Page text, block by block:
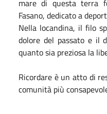
mare di questa terra
Fasano, dedicato a
Nella locandina, il filo
dolore del passato e il
quanto sia preziosa la
Ricordare è un atto di
comunità più